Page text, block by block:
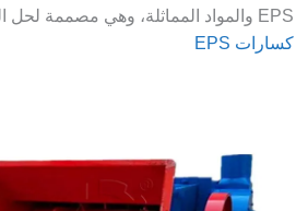
EPS والمواد المماثلة، وهي مصممة لحل المشاكل الواقعية التي يواجهها عاملون في مجال إعادة التدوير.
كسارات EPS